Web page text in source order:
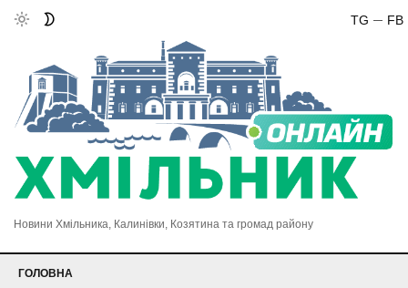
FB
TG
Новини Хмільника, Калинівки, Козятина та громад району
ГОЛОВНА